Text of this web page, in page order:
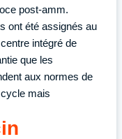
post-amm.
ont été assignés au
intégré de
que les
aux normes de
mais